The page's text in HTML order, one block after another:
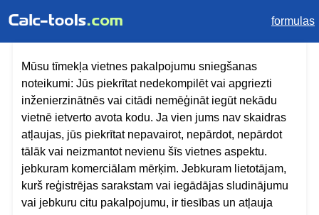
formulas
Mūsu tīmekļa vietnes pakalpojumu sniegšanas
noteikumi: Jūs piekrītat nedekompilēt vai apgriezti
inženierzinātnēs vai citādi nemēģināt iegūt nekādu
vietnē ietverto avota kodu. Ja vien jums nav skaidras
atļaujas, jūs piekrītat nepavairot, nepārdot, nepārdot
tālāk vai neizmantot nevienu šīs vietnes aspektu.
jebkuram komerciālam mērķim. Jebkuram lietotājam,
kurš reģistrējas sarakstam vai iegādājas sludinājumu
vai jebkuru citu pakalpojumu, ir tiesības un atļauja